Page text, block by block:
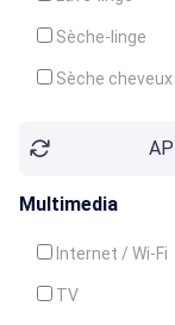
Sèche-linge
Sèche cheveux
Multimedia
Internet / Wi-Fi
TV